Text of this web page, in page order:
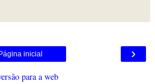
›
Página inicial
para a web